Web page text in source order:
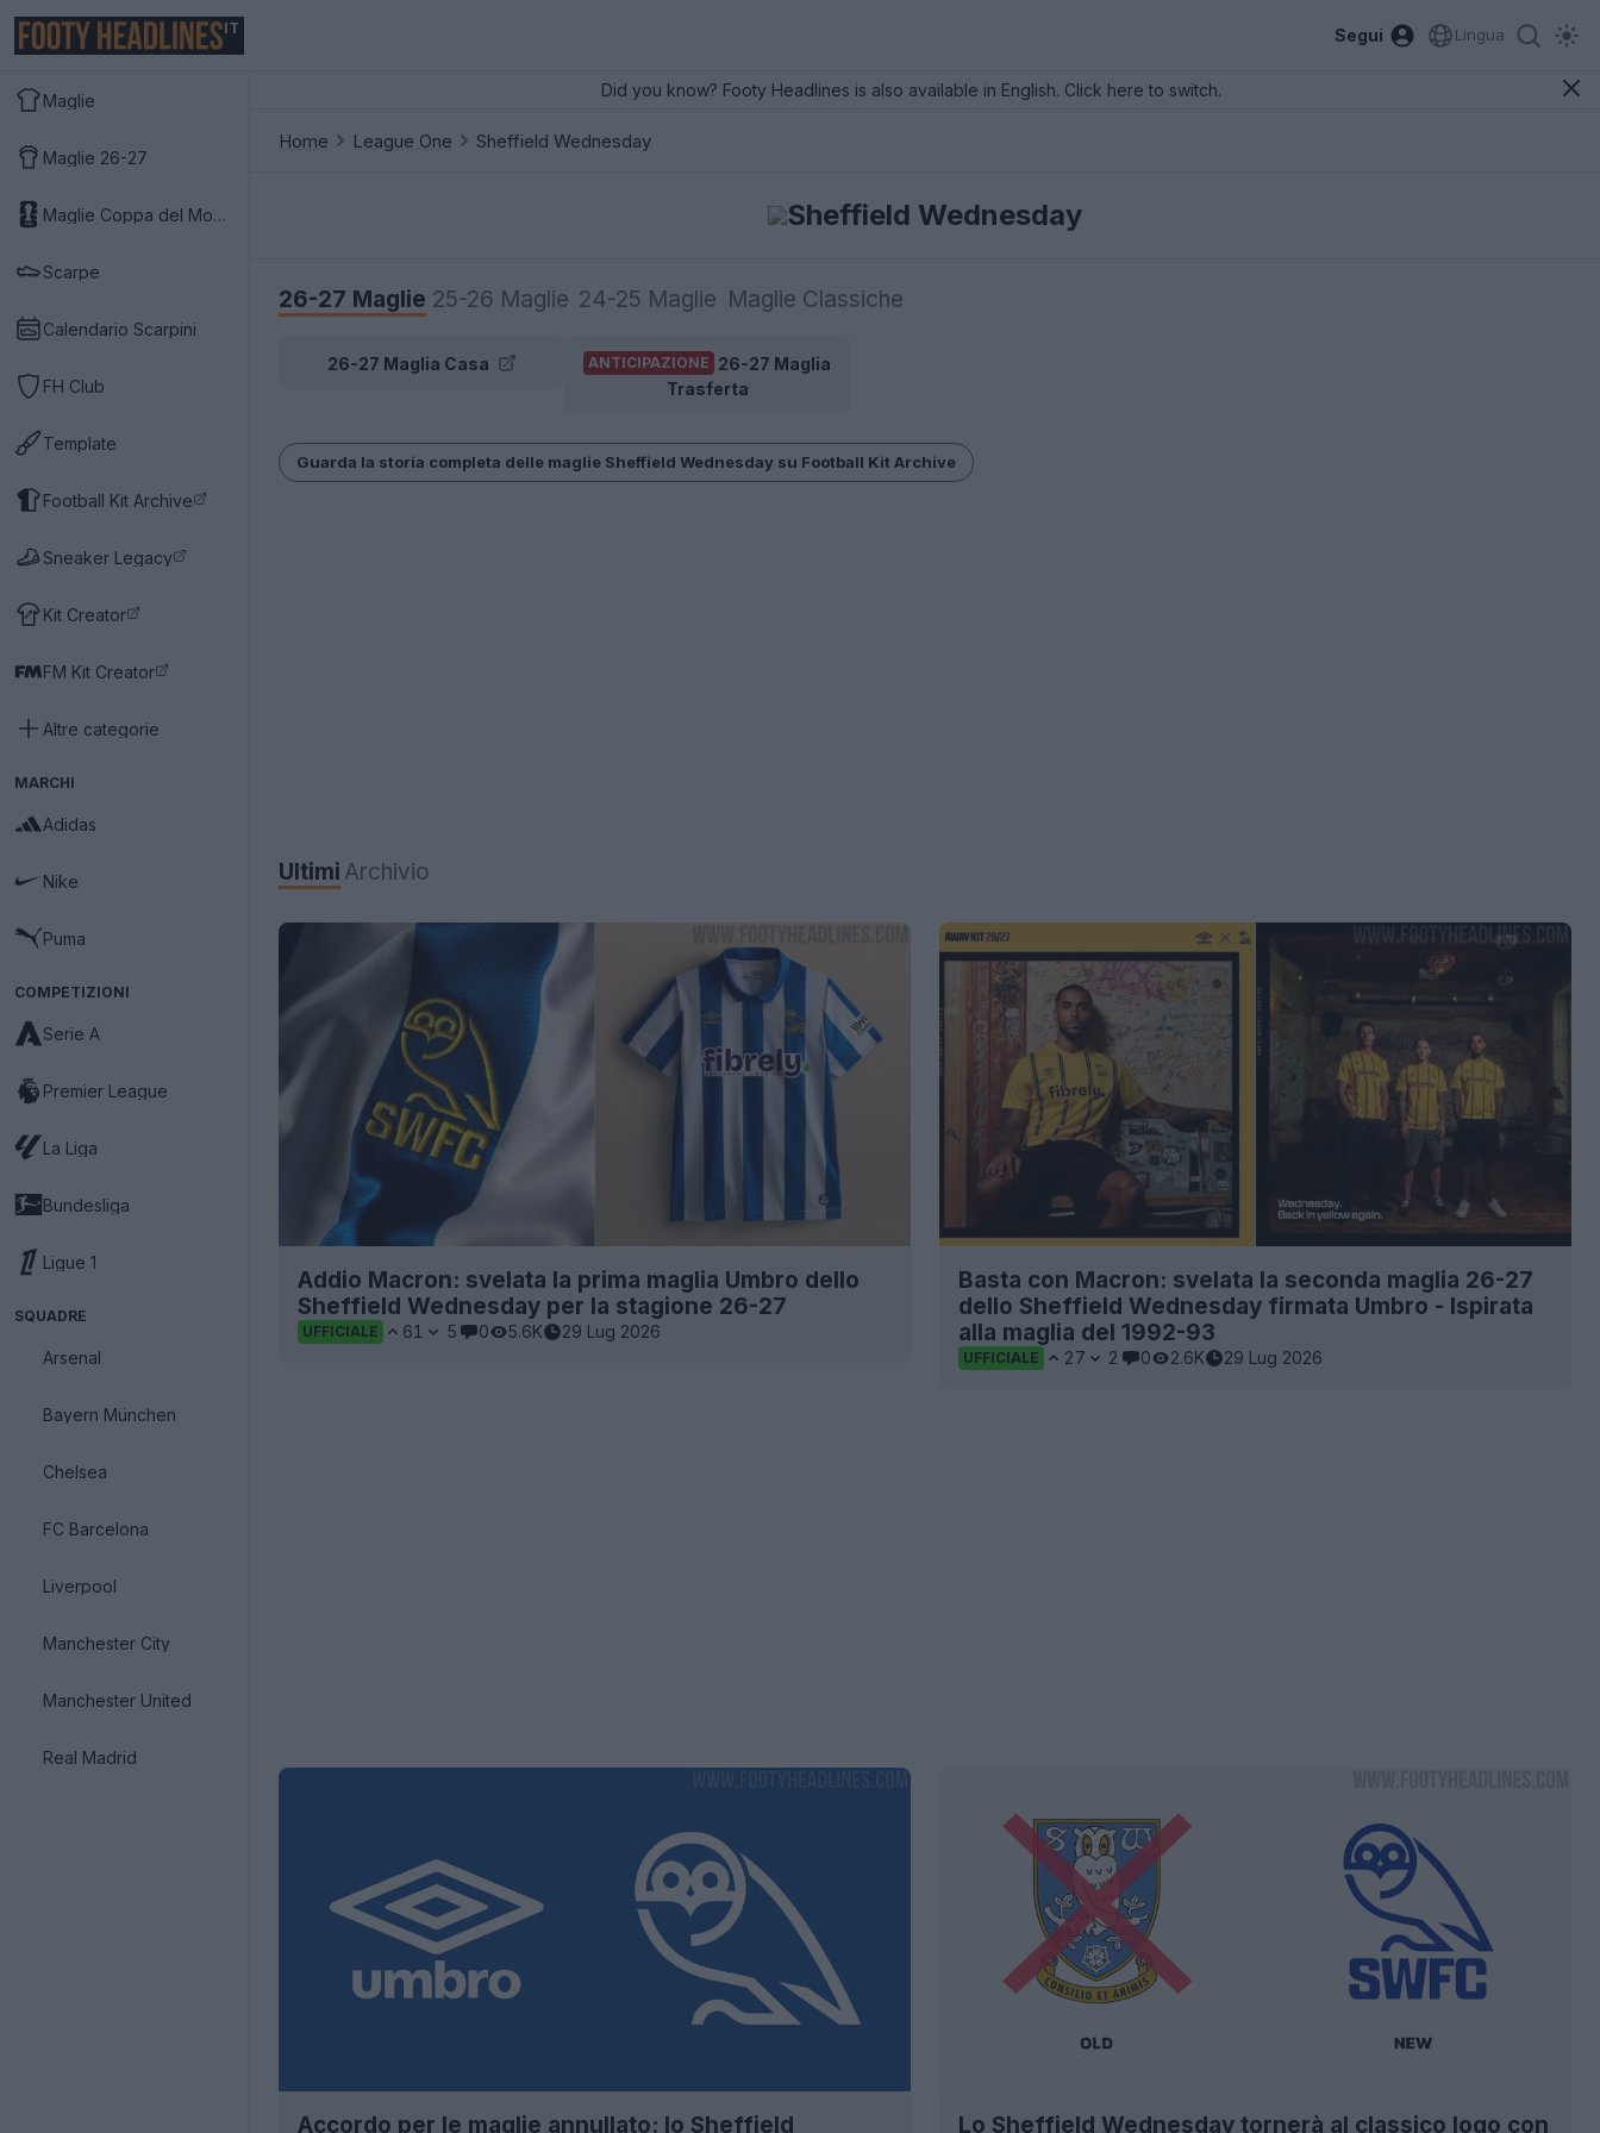
IT Segui Lingua
Maglie
Maglie 26-27
Maglie Coppa del Mondo 2026
Scarpe
Calendario Scarpini
FH Club
Template
Football Kit Archive
Sneaker Legacy
Kit Creator
FM Kit Creator
Altre categorie
MARCHI
Adidas
Nike
Puma
COMPETIZIONI
Serie A
Premier League
La Liga
Bundesliga
Ligue 1
SQUADRE
Arsenal
Bayern München
Chelsea
FC Barcelona
Liverpool
Manchester City
Manchester United
Real Madrid
Did you know? Footy Headlines is also available in English. Click here to switch.
Home League One Sheffield Wednesday
Sheffield Wednesday
26-27 Maglie 25-26 Maglie 24-25 Maglie Maglie Classiche
26-27 Maglia Casa ANTICIPAZIONE 26-27 Maglia
Trasferta
Guarda la storia completa delle maglie Sheffield Wednesday su Football Kit Archive
Ultimi Archivio
Addio Macron: svelata la prima maglia Umbro dello
Sheffield Wednesday per la stagione 26-27
UFFICIALE 61 5 0 5.6K 29 Lug 2026
Basta con Macron: svelata la seconda maglia 26-27
dello Sheffield Wednesday firmata Umbro - Ispirata
alla maglia del 1992-93
UFFICIALE 27 2 0 2.6K 29 Lug 2026
Accordo per le maglie annullato: lo Sheffield
Lo Sheffield Wednesday tornerà al classico logo con